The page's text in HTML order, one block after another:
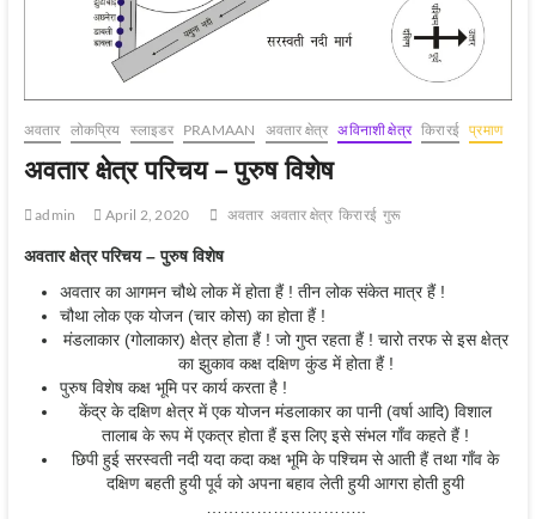
अवतार लोकप्रिय स्‍लाइडर PRAMAAN अवतार क्षेत्र अविनाशी क्षेत्र किरारई प्रमाण
अवतार क्षेत्र परिचय – पुरुष विशेष
admin April 2, 2020 अवतार अवतार क्षेत्र किरारई गुरू
अवतार क्षेत्र परिचय–पुरुष विशेष
अवतार का आगमन चौथे लोक में होता हैं ! तीन लोक संकेत मात्र हैं !
चौथा लोक एक योजन (चार कोस) का होता हैं !
मंडलाकार (गोलाकार) क्षेत्र होता हैं ! जो गुप्त रहता हैं ! चारो तरफ से इस क्षेत्र
का झुकाव कक्ष दक्षिण कुंड में होता हैं !
पुरुष विशेष कक्ष भूमि पर कार्य करता है !
केंद्र के दक्षिण क्षेत्र में एक योजन मंडलाकार का पानी (वर्षा आदि) विशाल
तालाब के रूप में एकत्र होता हैं इस लिए इसे संभल गाँव कहते हैं !
छिपी हुई सरस्वती नदी यदा कदा कक्ष भूमि के पश्चिम से आती हैं तथा गाँव के
दक्षिण बहती हुयी पूर्व को अपना बहाव लेती हुयी आगरा होती हुयी
………………………..